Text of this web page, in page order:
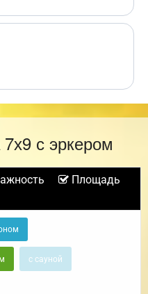
с эркером
Площадь
с сауной